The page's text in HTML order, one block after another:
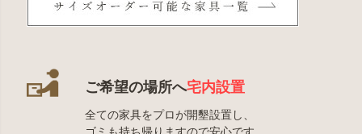
ご希望の場所へ宅内設置
全ての家具をプロが開墾設置し、